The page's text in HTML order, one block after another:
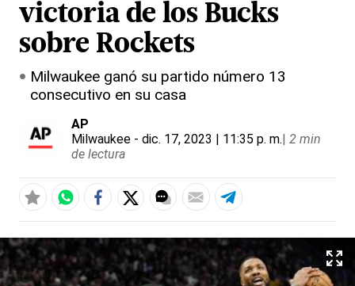
victoria de los Bucks
sobre Rockets
Milwaukee ganó su partido número 13
consecutivo en su casa
AP
Milwaukee - dic. 17, 2023 | 11:35 p. m.| 2 min
de lectura